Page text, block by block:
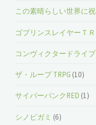
この素晴らしい世界に
ゴブリンスレイヤーＴ
コンヴィクタードライブ
ザ・ループ TRPG (10)
サイバーパンクRED (1)
シノビガミ (6)